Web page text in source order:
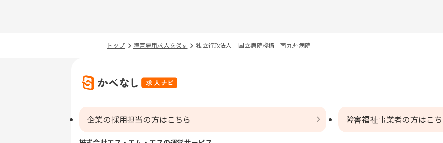
トップ 障害雇用求人を探す 独立行政法人 国立病院機構 南九州病院
企業の採用担当の方はこちら 障害福祉事業者の方はこ